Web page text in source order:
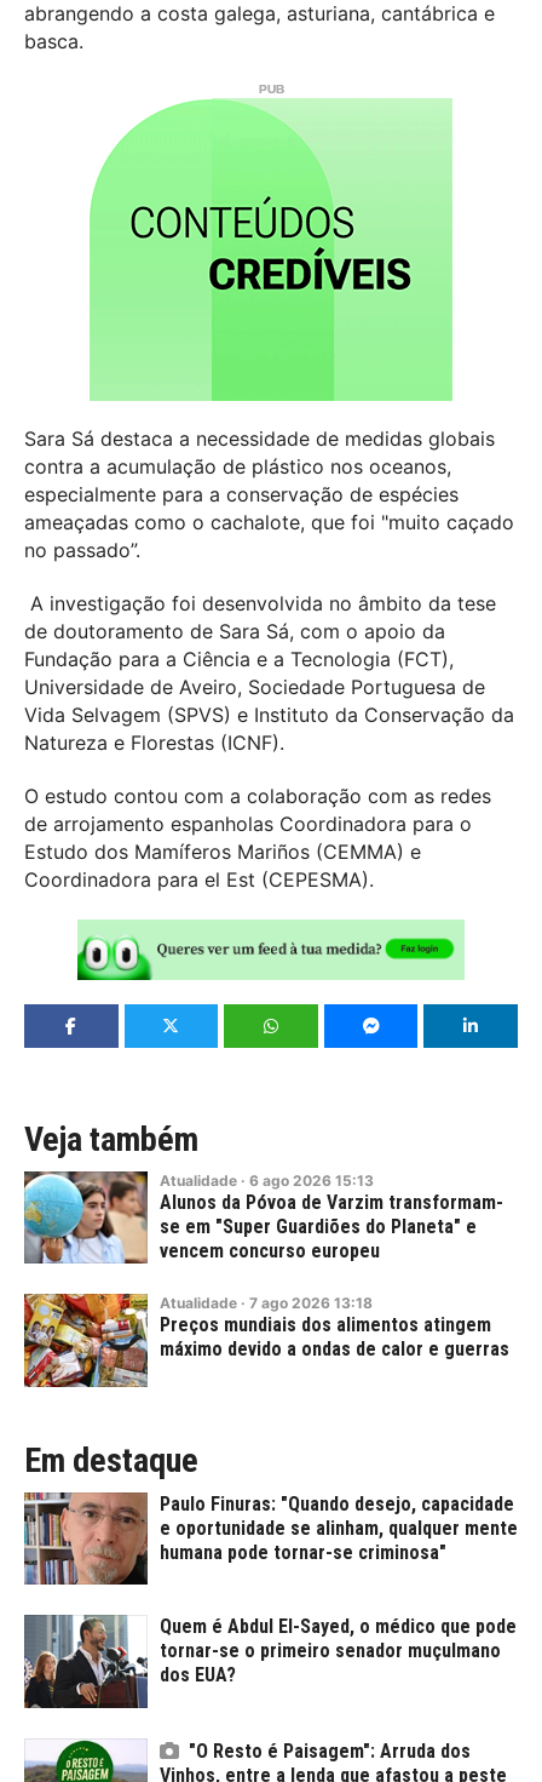
abrangendo a costa galega, asturiana, cantábrica e
basca.
Sara Sá destaca a necessidade de medidas globais
contra a acumulação de plástico nos oceanos,
especialmente para a conservação de espécies
ameaçadas como o cachalote, que foi "muito caçado
no passado”.
A investigação foi desenvolvida no âmbito da tese
de doutoramento de Sara Sá, com o apoio da
Fundação para a Ciência e a Tecnologia (FCT),
Universidade de Aveiro, Sociedade Portuguesa de
Vida Selvagem (SPVS) e Instituto da Conservação da
Natureza e Florestas (ICNF).
O estudo contou com a colaboração com as redes
de arrojamento espanholas Coordinadora para o
Estudo dos Mamíferos Mariños (CEMMA) e
Coordinadora para el Est (CEPESMA).
Veja também
Atualidade · 6 ago 2026 15:13
Alunos da Póvoa de Varzim transformam-
se em "Super Guardiões do Planeta" e
vencem concurso europeu
Atualidade · 7 ago 2026 13:18
Preços mundiais dos alimentos atingem
máximo devido a ondas de calor e guerras
Em destaque
Paulo Finuras: "Quando desejo, capacidade
e oportunidade se alinham, qualquer mente
humana pode tornar-se criminosa"
Quem é Abdul El-Sayed, o médico que pode
tornar-se o primeiro senador muçulmano
dos EUA?
"O Resto é Paisagem": Arruda dos
Vinhos, entre a lenda que afastou a peste